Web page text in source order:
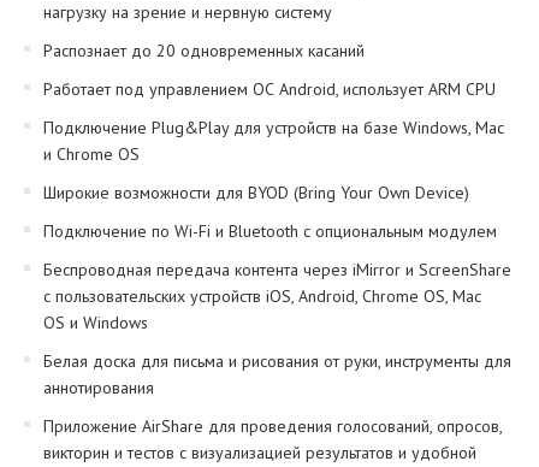
нагрузку на зрение и нервную систему
Распознает до 20 одновременных касаний
Работает под управлением ОС Android, использует ARM CPU
Подключение Plug&Play для устройств на базе Windows, Mac
и Chrome OS
Широкие возможности для BYOD (Bring Your Own Device)
Подключение по Wi-Fi и Bluetooth с опциональным модулем
Беспроводная передача контента через iMirror и ScreenShare
с пользовательских устройств iOS, Android, Chrome OS, Mac
OS и Windows
Белая доска для письма и рисования от руки, инструменты для
аннотирования
Приложение AirShare для проведения голосований, опросов,
викторин и тестов с визуализацией результатов и удобной